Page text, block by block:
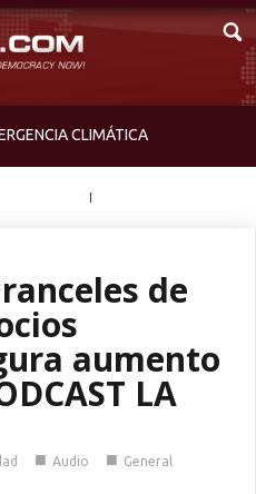
CLIMÁTICA
de
aumento
LA
■ Audio ■ General